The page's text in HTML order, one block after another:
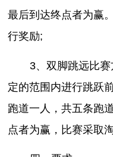
最后到达终点者为赢
行奖励;
3、双脚跳远比
定的范围内进行跳跃
跑道一人，共五条跑
点者为赢，比赛采取